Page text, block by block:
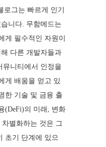
그는 빠르게 인기
니다. 무함메드는
게 필수적인 자원이
다른 개발자들과
뮤니티에서 인정을
게 배움을 얻고 있
한 기술 및 금융 출
(DeFi)의 미래, 변화
별화하는 것은 그
초기 단계에 있으